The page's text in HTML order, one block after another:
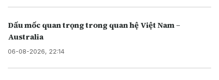
Dấu mốc quan trọng trong quan hệ Việt Nam –
Australia
06-08-2026, 22:14